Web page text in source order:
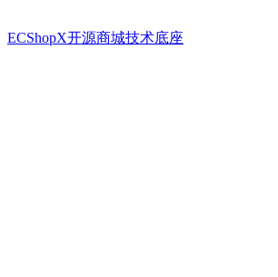
ECShopX开源商城技术底座